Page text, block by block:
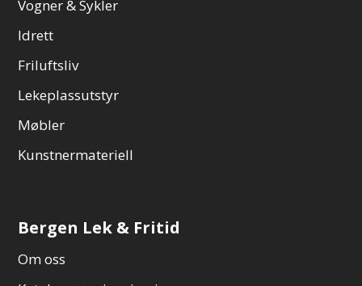
Vogner & Sykler
Idrett
Friluftsliv
Lekeplassutstyr
Møbler
Kunstnermateriell
Bergen Lek & Fritid
Om oss